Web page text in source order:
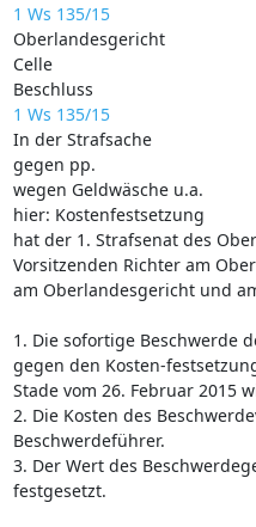
1 Ws 135/15
Oberlandesgericht
Celle
Beschluss
1 Ws 135/15
In der Strafsache
gegen pp.
wegen Geldwäsche u.a.
hier: Kostenfestsetzung
hat der 1. Strafsenat des
Vorsitzenden Richter am
am Oberlandesgericht und
1. Die sofortige Beschwerde
gegen den Kosten-
Stade vom 26. Februar 2015
2. Die Kosten des
Beschwerdeführer.
3. Der Wert des
festgesetzt.